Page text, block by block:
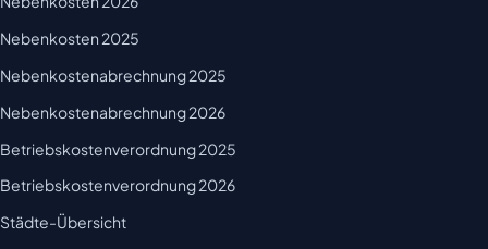
Nebenkosten 2025
Nebenkostenabrechnung 2025
Nebenkostenabrechnung 2026
Betriebskostenverordnung 2025
Betriebskostenverordnung 2026
Städte-Übersicht